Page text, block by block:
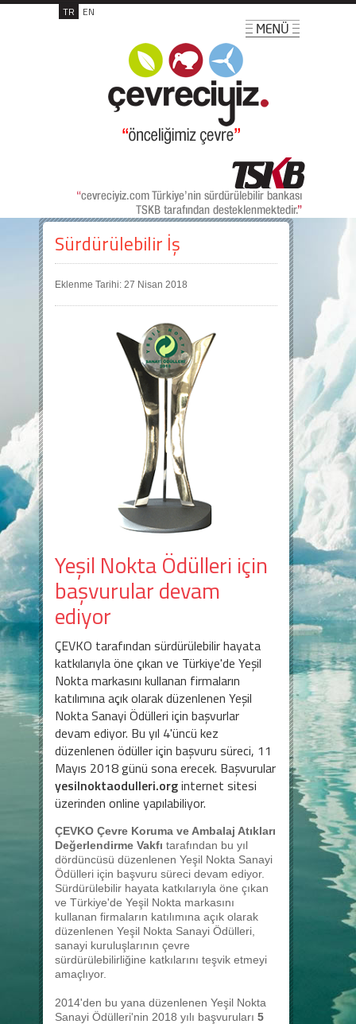
TR EN
Sürdürülebilir İş
Eklenme Tarihi: 27 Nisan 2018
Yeşil Nokta Ödülleri için
başvurular devam
ediyor
ÇEVKO tarafından sürdürülebilir hayata
katkılarıyla öne çıkan ve Türkiye'de Yeşil
Nokta markasını kullanan firmaların
katılımına açık olarak düzenlenen Yeşil
Nokta Sanayi Ödülleri için başvurlar
devam ediyor. Bu yıl 4'üncü kez
düzenlenen ödüller için başvuru süreci, 11
Mayıs 2018 günü sona erecek. Başvurular
yesilnoktaodulleri.orginternet sitesi
üzerinden online yapılabiliyor.
ÇEVKO Çevre Koruma ve Ambalaj Atıkları
Değerlendirme Vakfı tarafından bu yıl
dördüncüsü düzenlenen Yeşil Nokta Sanayi
Ödülleri için başvuru süreci devam ediyor.
Sürdürülebilir hayata katkılarıyla öne çıkan
ve Türkiye'de Yeşil Nokta markasını
kullanan firmaların katılımına açık olarak
düzenlenen Yeşil Nokta Sanayi Ödülleri,
sanayi kuruluşlarının çevre
sürdürülebilirliğine katkılarını teşvik etmeyi
amaçlıyor.
2014'den bu yana düzenlenen Yeşil Nokta
Sanayi Ödülleri'nin 2018 yılı başvuruları 5